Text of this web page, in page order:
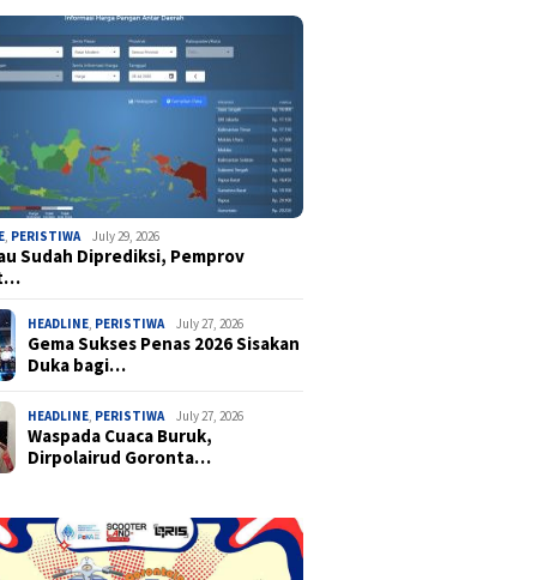
, PERISTIWA July 29, 2026
Sudah Diprediksi, Pemprov
HEADLINE, PERISTIWA July 27, 2026
Gema Sukses Penas 2026 Sisakan
Duka bagi…
HEADLINE, PERISTIWA July 27, 2026
Waspada Cuaca Buruk,
Dirpolairud Goronta…